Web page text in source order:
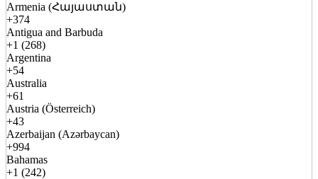
Armenia (Հայաստան)
+374
Antigua and Barbuda
+1 (268)
Argentina
+54
Australia
+61
Austria (Österreich)
+43
Azerbaijan (Azərbaycan)
+994
Bahamas
+1 (242)